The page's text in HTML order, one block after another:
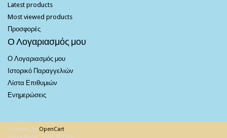
Latest products
Most viewed products
Προσφορές
Ο Λογαριασμός μου
Ο Λογαριασμός μου
Ιστορικό Παραγγελιών
Λίστα Επιθυμιών
Ενημερώσεις
Powered By OpenCart